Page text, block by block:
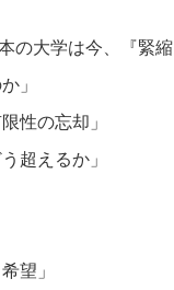
の大学は今、『緊
」
性の忘却」
超えるか」
望」